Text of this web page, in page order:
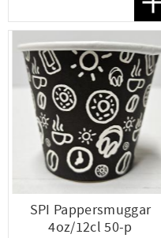
SPI Pappersmuggar
4oz/12cl 50-p